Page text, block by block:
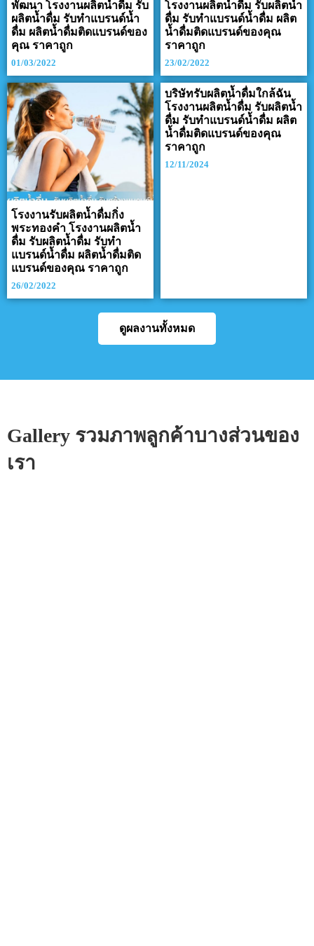
พัฒนา โรงงานผลิตน้ำดื่ม รับ
ผลิตน้ำดื่ม รับทำแบรนด์น้ำ
ดื่ม ผลิตน้ำดื่มติดแบรนด์ของ
คุณ ราคาถูก
01/03/2022
โรงงานผลิตน้ำดื่ม รับผลิตน้ำ
ดื่ม รับทำแบรนด์น้ำดื่ม ผลิต
น้ำดื่มติดแบรนด์ของคุณ
ราคาถูก
23/02/2022
โรงงานรับผลิตน้ำดื่มกิ่ง
พระทองคำ โรงงานผลิตน้ำ
ดื่ม รับผลิตน้ำดื่ม รับทำ
แบรนด์น้ำดื่ม ผลิตน้ำดื่มติด
แบรนด์ของคุณ ราคาถูก
26/02/2022
บริษัทรับผลิตน้ำดื่มใกล้ฉัน
โรงงานผลิตน้ำดื่ม รับผลิตน้ำ
ดื่ม รับทำแบรนด์น้ำดื่ม ผลิต
น้ำดื่มติดแบรนด์ของคุณ
ราคาถูก
12/11/2024
ดูผลงานทั้งหมด
Gallery รวมภาพลูกค้าบางส่วนของ
เรา